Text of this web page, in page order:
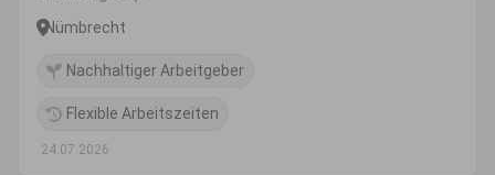
Nümbrecht
Nachhaltiger Arbeitgeber
Flexible Arbeitszeiten
24.07.2026